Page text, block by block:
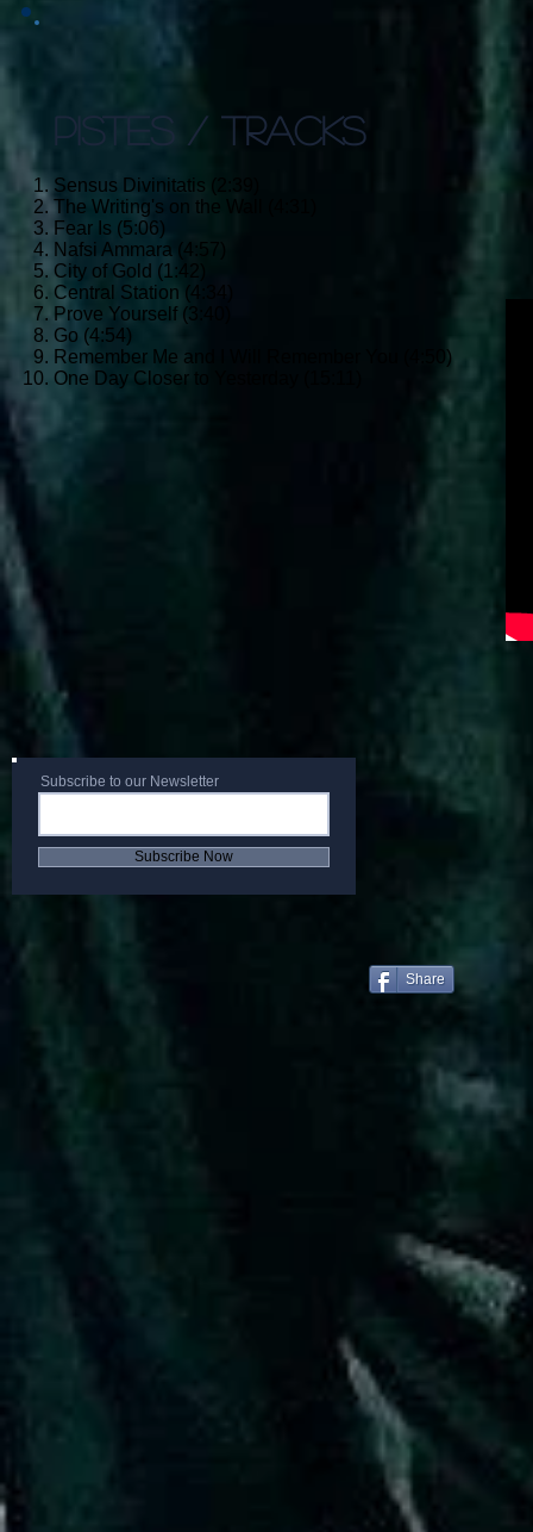
PISTES / TRACKS
Sensus Divinitatis (2:39)
The Writing's on the Wall (4:31)
Fear Is (5:06)
Nafsi Ammara (4:57)
City of Gold (1:42)
Central Station (4:34)
Prove Yourself (3:40)
Go (4:54)
Remember Me and I Will Remember You (4:50)
One Day Closer to Yesterday (15:11)
Subscribe to our Newsletter
Subscribe Now
Share